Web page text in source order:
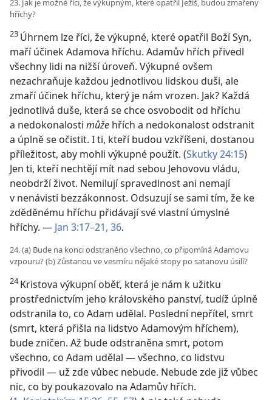
23. Jak je možné říci, že výkupným, které opatřil Ježíš, budou zmařeny
hříchy?
23 Úhrnem lze říci, že výkupné, které opatřil Boží Syn,
maří účinek Adamova hříchu. Adamův hřích přivedl
všechny lidi na nižší úroveň. Výkupné ovšem
nezachraňuje každou jednotlivou lidskou duši, ale
zmaří účinek hříchu, který je nám vrozen. Jak? Každá
jednotlivá duše, která se chce osvobodit od hříchu
a nedokonalosti může hřích a nedokonalost odstranit
a úplně se očistit. I ti, kteří budou vzkříšeni, dostanou
příležitost, aby mohli výkupné použít. (Skutky 24:15)
Jen ti, kteří nechtějí mít nad sebou Jehovovu vládu,
neobdrží život. Nemilují spravedlnost ani nemají
v nenávisti bezzákonnost. Odsuzují se sami tím, že ke
zděděnému hříchu přidávají své vlastní úmyslné
hříchy. — Jan 3:17–21, 36.
24. (a) Bude na konci odstraněno všechno, co připomíná Adamovu
vzpouru? (b) Zůstanou ve vesmíru nějaké stopy po satanovu úsilí?
24Kristova výkupní oběť, která je nám k užitku
prostřednictvím jeho královského panství, tudíž úplně
odstranila to, co Adam udělal. Poslední nepřítel, smrt
(smrt, která přišla na lidstvo Adamovým hříchem),
bude zničen. Až bude odstraněna smrt, potom
všechno, co Adam udělal — všechno, co lidstvu
přivodil — už zde vůbec nebude. Nebude zde již vůbec
nic, co by poukazovalo na Adamův hřích.